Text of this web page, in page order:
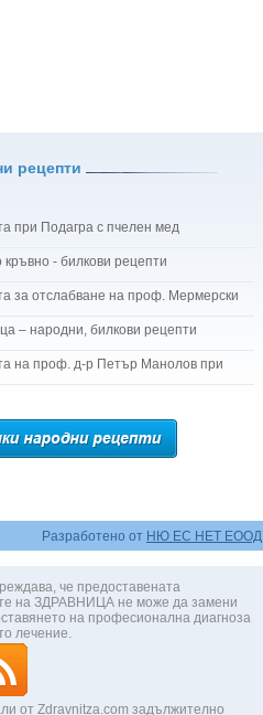
рецепти
при Подагра с пчелен мед
кръвно - билкови рецепти
за отслабване на проф. Мермерски
– народни, билкови рецепти
на проф. д-р Петър Манолов при
Разработено от НЮ ЕС НЕТ ЕООД
че предоставената
на ЗДРАВНИЦА не може да замени
на професионална диагноза
лечение.
от Zdravnitza.com задължително